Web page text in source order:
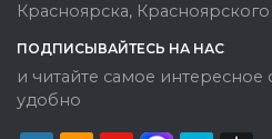
Красноярска,
ПОДПИСЫВАЙТЕСЬ НА НАС
и читайте самое интересное
удобно